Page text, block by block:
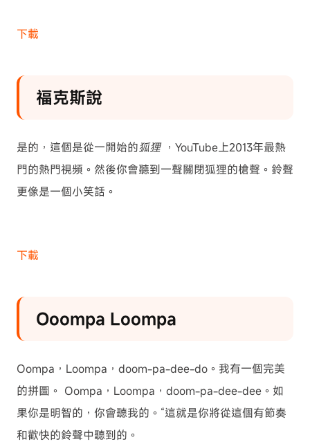
下載
福克斯說
是的，這個是從一開始的狐狸，YouTube上2013年最熱
門的熱門視頻。然後你會聽到一聲關閉狐狸的槍聲。鈴聲
更像是一個小笑話。
下載
Ooompa Loompa
Oompa，Loompa，doom-pa-dee-do。我有一個完美
的拼圖。 Oompa，Loompa，doom-pa-dee-dee。如
果你是明智的，你會聽我的。“這就是你將從這個有節奏
和歡快的鈴聲中聽到的。